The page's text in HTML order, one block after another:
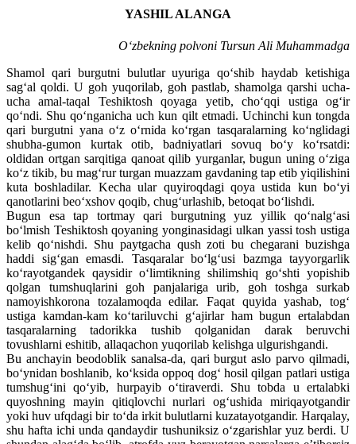
YASHIL ALANGA
O‘zbekning polvoni Tursun Ali Muhammadga
Shamol qari burgutni bulutlar uyuriga qo‘shib haydab ketishiga
sag‘al qoldi. U goh yuqorilab, goh pastlab, shamolga qarshi ucha-
ucha amal-taqal Teshiktosh qoyaga yetib, cho‘qqi ustiga og‘ir
qo‘ndi. Shu qo‘nganicha uch kun qilt etmadi. Uchinchi kun tongda
qari burgutni yana o‘z o‘rnida ko‘rgan tasqaralarning ko‘nglidagi
shubha-gumon kurtak otib, badniyatlari sovuq bo‘y ko‘rsatdi:
oldidan ortgan sarqitiga qanoat qilib yurganlar, bugun uning o‘ziga
ko‘z tikib, bu mag‘rur turgan muazzam gavdaning tap etib yiqilishini
kuta boshladilar. Kecha ular quyiroqdagi qoya ustida kun bo‘yi
qanotlarini beo‘xshov qoqib, chug‘urlashib, betoqat bo‘lishdi.
Bugun esa tap tortmay qari burgutning yuz yillik qo‘nalg‘asi
bo‘lmish Teshiktosh qoyaning yonginasidagi ulkan yassi tosh ustiga
kelib qo‘nishdi. Shu paytgacha qush zoti bu chegarani buzishga
haddi sig‘gan emasdi. Tasqaralar bo‘lg‘usi bazmga tayyorgarlik
ko‘rayotgandek qaysidir o‘limtikning shilimshiq go‘shti yopishib
qolgan tumshuqlarini goh panjalariga urib, goh toshga surkab
namoyishkorona tozalamoqda edilar. Faqat quyida yashab, tog‘
ustiga kamdan-kam ko‘tariluvchi g‘ajirlar ham bugun ertalabdan
tasqaralarning tadorikka tushib qolganidan darak beruvchi
tovushlarni eshitib, allaqachon yuqorilab kelishga ulgurishgandi.
Bu anchayin beodoblik sanalsa-da, qari burgut aslo parvo qilmadi,
bo‘ynidan boshlanib, ko‘ksida oppoq dog‘ hosil qilgan patlari ustiga
tumshug‘ini qo‘yib, hurpayib o‘tiraverdi. Shu tobda u ertalabki
quyoshning mayin qitiqlovchi nurlari og‘ushida miriqayotgandir
yoki huv ufqdagi bir to‘da irkit bulutlarni kuzatayotgandir. Harqalay,
shu hafta ichi unda qandaydir tushuniksiz o‘zgarishlar yuz berdi. U